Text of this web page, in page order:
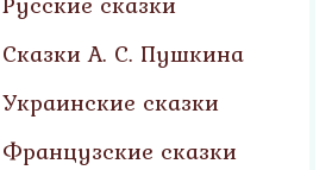
Сказки А. С. Пушкина
Украинские сказки
Французские сказки